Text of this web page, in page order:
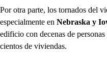
Por otra parte, los tornados del
especialmente en Nebraska y
edificio con decenas de
cientos de viviendas.